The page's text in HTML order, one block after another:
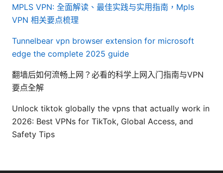
MPLS VPN: 全面解读、最佳实践与实用指南，Mpls
VPN 相关要点梳理
Tunnelbear vpn browser extension for microsoft
edge the complete 2025 guide
翻墙后如何流畅上网？必看的科学上网入门指南与VPN
要点全解
Unlock tiktok globally the vpns that actually work in
2026: Best VPNs for TikTok, Global Access, and
Safety Tips